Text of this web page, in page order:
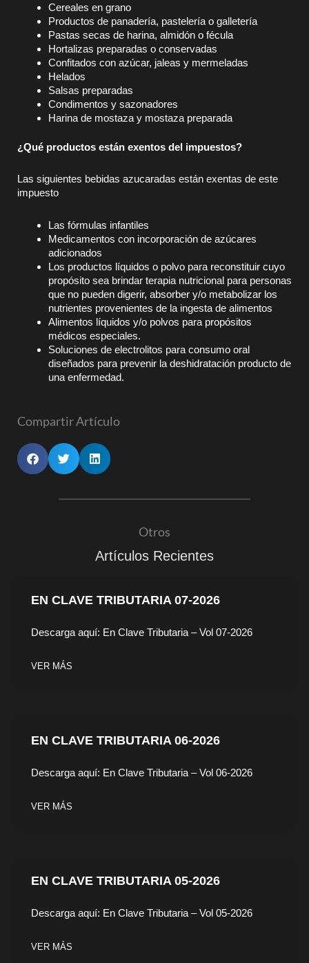
Cereales en grano
Productos de panadería, pastelería o galletería
Pastas secas de harina, almidón o fécula
Hortalizas preparadas o conservadas
Confitados con azúcar, jaleas y mermeladas
Helados
Salsas preparadas
Condimentos y sazonadores
Harina de mostaza y mostaza preparada
¿Qué productos están exentos del impuestos?
Las siguientes bebidas azucaradas están exentas de este
impuesto
Las fórmulas infantiles
Medicamentos con incorporación de azúcares
adicionados
Los productos líquidos o polvo para reconstituir cuyo
propósito sea brindar terapia nutricional para personas
que no pueden digerir, absorber y/o metabolizar los
nutrientes provenientes de la ingesta de alimentos
Alimentos líquidos y/o polvos para propósitos
médicos especiales.
Soluciones de electrolitos para consumo oral
diseñados para prevenir la deshidratación producto de
una enfermedad.
Compartir Artículo
Otros
Artículos Recientes
EN CLAVE TRIBUTARIA 07-2026
Descarga aquí: En Clave Tributaria – Vol 07-2026
VER MÁS
EN CLAVE TRIBUTARIA 06-2026
Descarga aquí: En Clave Tributaria – Vol 06-2026
VER MÁS
EN CLAVE TRIBUTARIA 05-2026
Descarga aquí: En Clave Tributaria – Vol 05-2026
VER MÁS